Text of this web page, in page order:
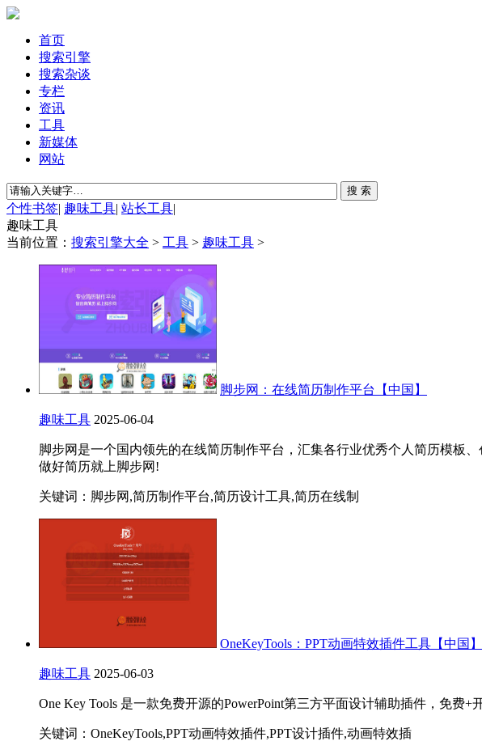
首页
搜索引擎
搜索杂谈
专栏
资讯
工具
新媒体
网站
个性书签| 趣味工具| 站长工具|
趣味工具
当前位置： 搜索引擎大全 > 工具 > 趣味工具 >
脚步网：在线简历制作平台【中国】
趣味工具 2025-06-04
脚步网是一个国内领先的在线简历制作平台，汇集各行业优秀个人简历模板
做好简历就上脚步网!
关键词：脚步网,简历制作平台,简历设计工具,简历在线制
OneKeyTools：PPT动画特效插件工具【中国】
趣味工具 2025-06-03
One Key Tools 是一款免费开源的PowerPoint第三方平面设计辅助插件，免费
关键词：OneKeyTools,PPT动画特效插件,PPT设计插件,动画特效插